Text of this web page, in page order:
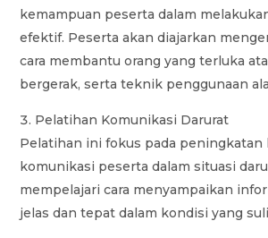
kemampuan peserta dalam
efektif. Peserta akan diajarkan
cara membantu orang yang terluka
bergerak, serta teknik penggunaan
Pelatihan Komunikasi Darurat
Pelatihan ini fokus pada peningkatan
komunikasi peserta dalam situasi
mempelajari cara menyampaikan
jelas dan tepat dalam kondisi yang